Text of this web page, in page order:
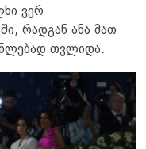
ვერ
რადგან ანა მათ
თვლიდა.